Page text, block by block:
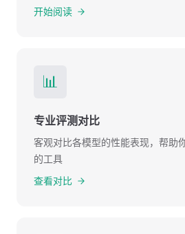
开始阅读
📊
专业评测对比
客观对比各模型的性能表现，帮助
的工具
查看对比